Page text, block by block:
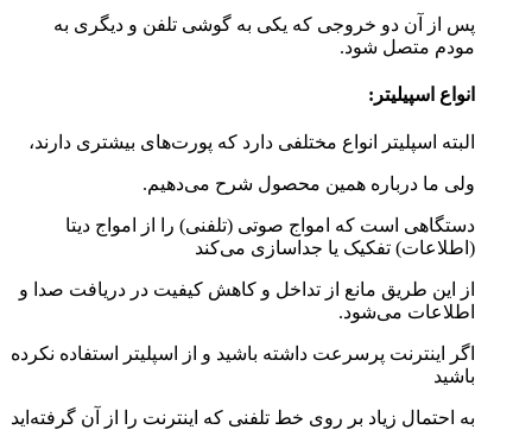
پس از آن دو خروجی که یکی به گوشی تلفن و دیگری به
مودم متصل شود.
انواع اسپیلیتر:
البته اسپلیتر انواع مختلفی دارد که پورت‌های بیشتری دارند،
ولی ما درباره همین محصول شرح می‌دهیم.
دستگاهی است که امواج صوتی (تلفنی) را از امواج دیتا
(اطلاعات) تفکیک یا جداسازی می‌کند
از این طریق مانع از تداخل و کاهش کیفیت در دریافت صدا و
اطلاعات می‌شود.
اگر اینترنت پرسرعت داشته باشید و از اسپلیتر استفاده نکرده
باشید
به احتمال زیاد بر روی خط تلفنی که اینترنت را از آن گرفته‌اید